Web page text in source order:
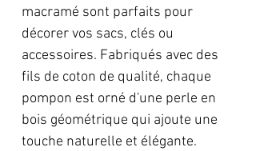
macramé sont parfaits pour
décorer vos sacs, clés ou
accessoires. Fabriqués avec des
fils de coton de qualité, chaque
pompon est orné d'une perle en
bois géométrique qui ajoute une
touche naturelle et élégante.